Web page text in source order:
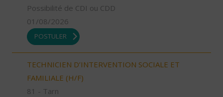
Possibilité de CDI ou CDD
01/08/2026
POSTULER
TECHNICIEN D’INTERVENTION SOCIALE ET
FAMILIALE (H/F)
81 - Tarn